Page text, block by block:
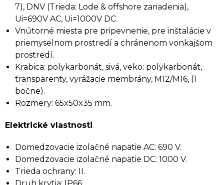
7), DNV (Trieda: Lode & offshore zariadenia),
Ui=690V AC, Ui=1000V DC.
Vnútorné miesta pre pripevnenie, pre inštalácie v
priemyselnom prostredí a chránenom vonkajšom
prostredí.
Krabica: polykarbonát, sivá, veko: polykarbonát,
transparenty, vyrážacie membrány, M12/M16, (1
bočne).
Rozmery: 65x50x35 mm.
Elektrické vlastnosti
Domedzovacie izolačné napätie AC: 690 V.
Domedzovacie izolačné napätie DC: 1000 V.
Trieda ochrany: II.